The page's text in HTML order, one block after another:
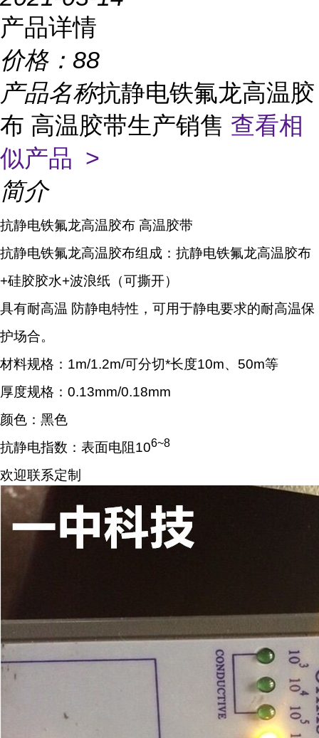
产品详情
价格： 88
产品名称抗静电铁氟龙高温胶
布 高温胶带生产销售 查看相
似产品 >
简介
抗静电铁氟龙高温胶布 高温胶带
抗静电铁氟龙高温胶布组成：抗静电铁氟龙高温胶布
+硅胶胶水+波浪纸（可撕开）
具有耐高温 防静电特性，可用于静电要求的耐高温保
护场合。
材料规格：1m/1.2m/可分切*长度10m、50m等
厚度规格：0.13mm/0.18mm
颜色：黑色
抗静电指数：表面电阻106~8
欢迎联系定制